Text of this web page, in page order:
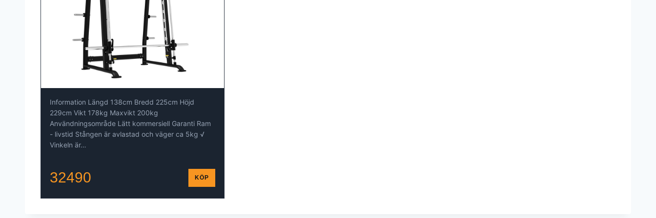
Information Längd 138cm Bredd 225cm Höjd
229cm Vikt 178kg Maxvikt 200kg
Användningsområde Lätt kommersiell Garanti Ram
- livstid Stången är avlastad och väger ca 5kg √
Vinkeln är…
32490 KÖP